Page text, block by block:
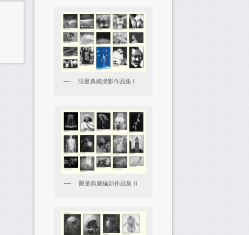
限量典藏攝影作品集 I
限量典藏攝影作品集 II